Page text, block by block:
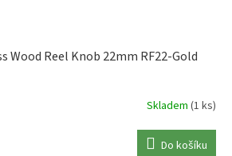
Wood Reel Knob 22mm RF22-Gold
Skladem (1 ks)
Do košíku